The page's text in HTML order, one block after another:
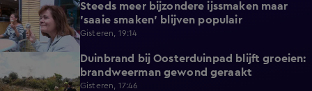
1:17
Steeds meer bijzondere ijssmaken maar
'saaie smaken' blijven populair
Gisteren, 19:14
Duinbrand bij Oosterduinpad blijft groeien:
brandweerman gewond geraakt
Gisteren, 17:46